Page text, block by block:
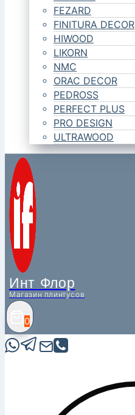
FEZARD
FINITURA DECOR
HIWOOD
LIKORN
NMC
ORAC DECOR
PEDROSS
PERFECT PLUS
PRO DESIGN
ULTRAWOOD
Инт Флор
Магазин плинтусов
0